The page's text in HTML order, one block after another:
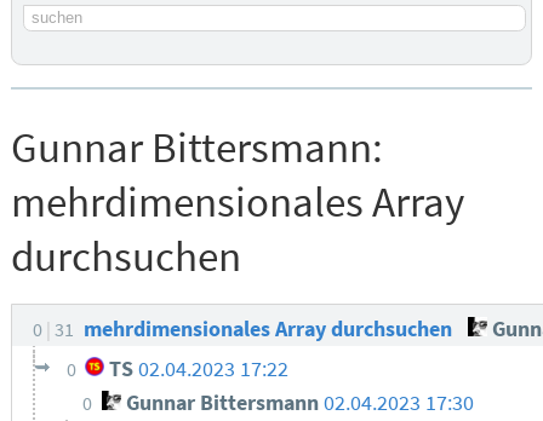
Suchbegriff
Gunnar Bittersmann:
mehrdimensionales Array
durchsuchen
0 31 mehrdimensionales Array durchsuchen
0 TS02.04.2023 17:22
0 Gunnar Bittersmann 02.04.2023 17:30